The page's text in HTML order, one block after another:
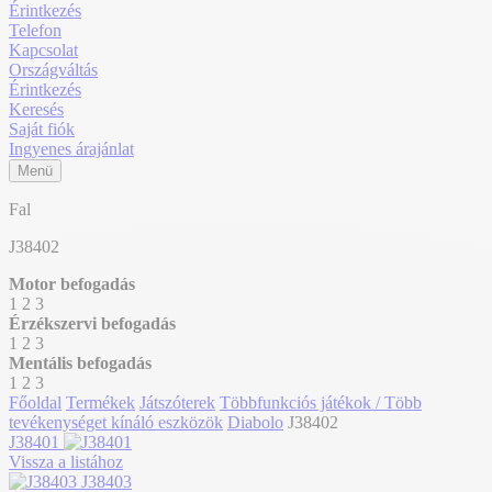
Érintkezés
Telefon
Kapcsolat
Országváltás
Érintkezés
Keresés
Saját fiók
Ingyenes árajánlat
Menü
Fal
J38402
Motor befogadás
1 2 3
Érzékszervi befogadás
1 2 3
Mentális befogadás
1 2 3
Főoldal Termékek Játszóterek Többfunkciós játékok / Több
tevékenységet kínáló eszközök Diabolo J38402
J38401
Vissza a listához
J38403